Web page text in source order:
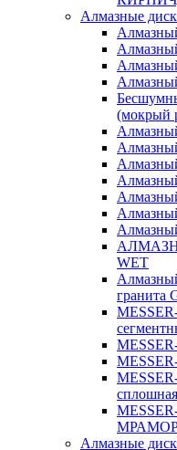
Алмазные
(мокрый
WET
гранита
Алмазные